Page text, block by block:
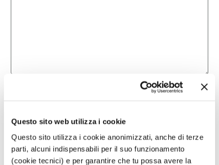
Questo sito web utilizza i cookie
Questo sito utilizza i cookie anonimizzati, anche di terze
parti, alcuni indispensabili per il suo funzionamento
(cookie tecnici) e per garantire che tu possa avere la
Email